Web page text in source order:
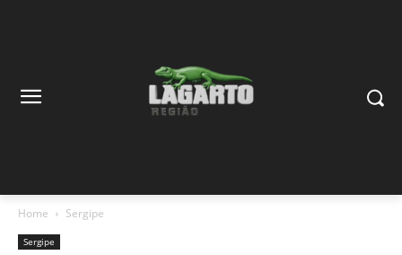
Home Sergipe
Sergipe